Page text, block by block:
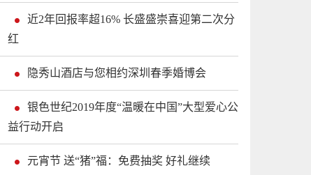
近2年回报率超16% 长盛盛崇喜迎第二次分
红
隐秀山酒店与您相约深圳春季婚博会
银色世纪2019年度“温暖在中国”大型爱心公
益行动开启
元宵节 送“猪”福：免费抽奖 好礼继续